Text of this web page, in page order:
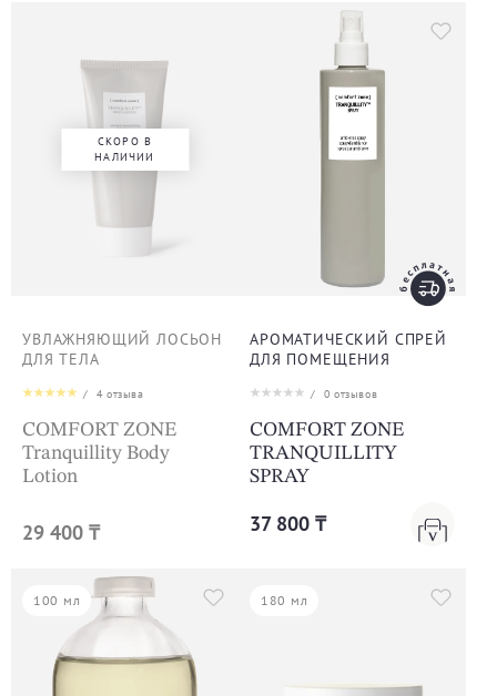
СКОРО В
НАЛИЧИИ
УВЛАЖНЯЮЩИЙ ЛОСЬОН
ДЛЯ ТЕЛА
/ 4отзыва
COMFORT ZONE
Tranquillity Body
Lotion
29 400 ₸
АРОМАТИЧЕСКИЙ СПРЕЙ
ДЛЯ ПОМЕЩЕНИЯ
/ 0 отзывов
COMFORT ZONE
TRANQUILLITY
SPRAY
37 800 ₸
100 мл 180 мл